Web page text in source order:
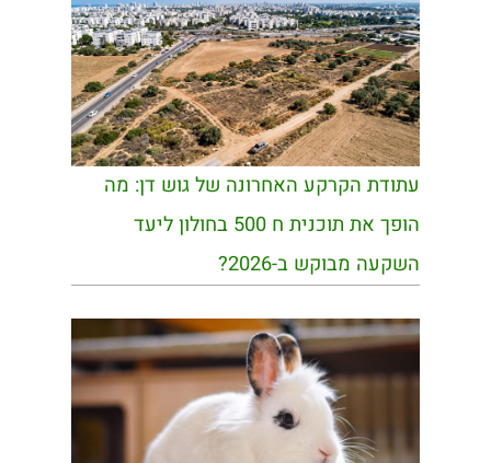
עתודת הקרקע האחרונה של גוש דן: מה
הופך את תוכנית ח 500 בחולון ליעד
השקעה מבוקש ב-2026?